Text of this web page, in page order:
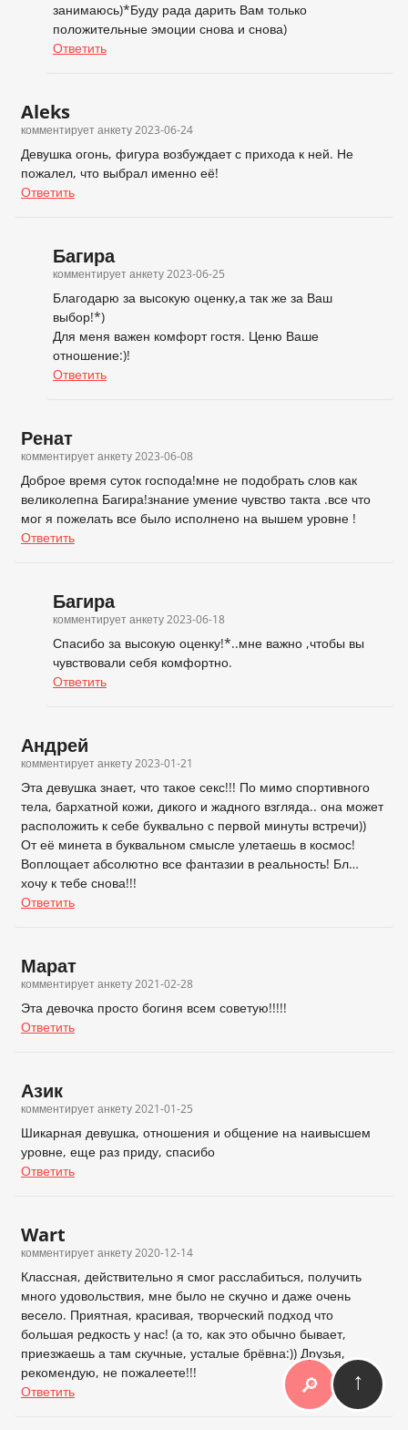
занимаюсь)*Буду рада дарить Вам только
положительные эмоции снова и снова)
Ответить
Aleks
комментирует анкету2023-06-24
Девушка огонь, фигура возбуждает с прихода к ней. Не
пожалел, что выбрал именно её!
Ответить
Багира
комментирует анкету2023-06-25
Благодарю за высокую оценку,а так же за Ваш
выбор!*)
Для меня важен комфорт гостя. Ценю Ваше
отношение:)!
Ответить
Ренат
комментирует анкету2023-06-08
Доброе время суток господа!мне не подобрать слов как
великолепна Багира!знание умение чувство такта .все что
мог я пожелать все было исполнено на вышем уровне !
Ответить
Багира
комментирует анкету2023-06-18
Спасибо за высокую оценку!*..мне важно ,чтобы вы
чувствовали себя комфортно.
Ответить
Андрей
комментирует анкету2023-01-21
Эта девушка знает, что такое секс!!! По мимо спортивного
тела, бархатной кожи, дикого и жадного взгляда.. она может
расположить к себе буквально с первой минуты встречи))
От её минета в буквальном смысле улетаешь в космос!
Воплощает абсолютно все фантазии в реальность! Бл…
хочу к тебе снова!!!
Ответить
Марат
комментирует анкету2021-02-28
Эта девочка просто богиня всем советую!!!!!
Ответить
Азик
комментирует анкету2021-01-25
Шикарная девушка, отношения и общение на наивысшем
уровне, еще раз приду, спасибо
Ответить
Wart
комментирует анкету2020-12-14
Классная, действительно я смог расслабиться, получить
много удовольствия, мне было не скучно и даже очень
весело. Приятная, красивая, творческий подход что
большая редкость у нас! (а то, как это обычно бывает,
приезжаешь а там скучные, усталые брёвна:)) Друзья,
рекомендую, не пожалеете!!!
Ответить
🔎 ↑